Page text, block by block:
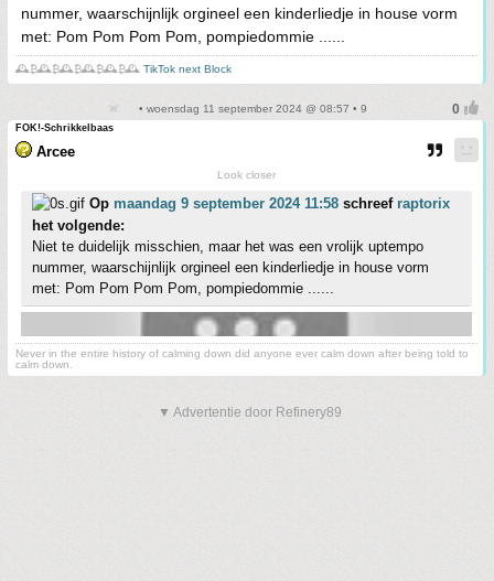
nummer, waarschijnlijk orgineel een kinderliedje in house vorm
met: Pom Pom Pom Pom, pompiedommie ......
🕰️₿🕰️₿🕰️₿🕰️₿🕰️₿🕰️ TikTok next Block
• woensdag 11 september 2024 @ 08:57 • 9
FOK!-Schrikkelbaas
Arcee
Look closer
Op maandag 9 september 2024 11:58 schreef raptorix
het volgende:
Niet te duidelijk misschien, maar het was een vrolijk uptempo
nummer, waarschijnlijk orgineel een kinderliedje in house vorm
met: Pom Pom Pom Pom, pompiedommie ......
Never in the entire history of calming down did anyone ever calm down after being told to
calm down.
▼ Advertentie door Refinery89